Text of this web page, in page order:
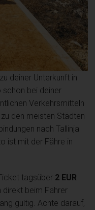
deiner Unterkunft in
bei deiner
Verkehrsmitteln
den meisten Städten
nach Tallinja
ist mit der Fähre in
tagsüber 2 EUR
direkt beim Fahrer
gültig. Achte darauf,